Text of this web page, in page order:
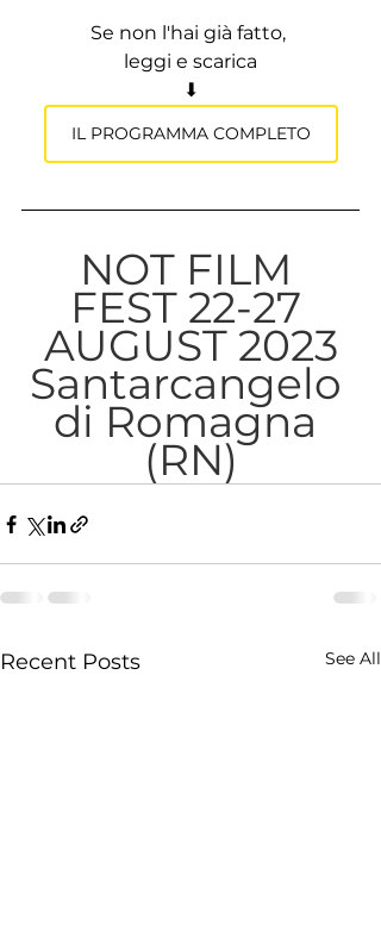
Se non l'hai già fatto,
leggi e scarica
⬇
IL PROGRAMMA COMPLETO
NOT FILM
FEST 22-27
AUGUST 2023
Santarcangelo
di Romagna
(RN)
Recent Posts See All